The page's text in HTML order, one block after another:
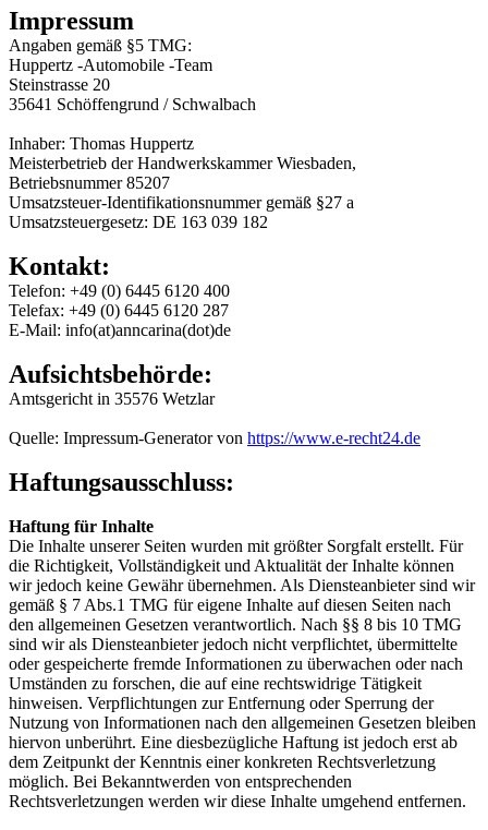
Impressum
Angaben gemäß §5 TMG:
Huppertz -Automobile -Team
Steinstrasse 20
35641 Schöffengrund / Schwalbach
Inhaber: Thomas Huppertz
Meisterbetrieb der Handwerkskammer Wiesbaden,
Betriebsnummer 85207
Umsatzsteuer-Identifikationsnummer gemäß §27 a
Umsatzsteuergesetz: DE 163 039 182
Kontakt:
Telefon: +49 (0) 6445 6120 400
Telefax: +49 (0) 6445 6120 287
E-Mail: info(at)anncarina(dot)de
Aufsichtsbehörde:
Amtsgericht in 35576 Wetzlar
Quelle: Impressum-Generator von https://www.e-recht24.de
Haftungsausschluss:
Haftung für Inhalte
Die Inhalte unserer Seiten wurden mit größter Sorgfalt erstellt. Für
die Richtigkeit, Vollständigkeit und Aktualität der Inhalte können
wir jedoch keine Gewähr übernehmen. Als Diensteanbieter sind wir
gemäß § 7 Abs.1 TMG für eigene Inhalte auf diesen Seiten nach
den allgemeinen Gesetzen verantwortlich. Nach §§ 8 bis 10 TMG
sind wir als Diensteanbieter jedoch nicht verpflichtet, übermittelte
oder gespeicherte fremde Informationen zu überwachen oder nach
Umständen zu forschen, die auf eine rechtswidrige Tätigkeit
hinweisen. Verpflichtungen zur Entfernung oder Sperrung der
Nutzung von Informationen nach den allgemeinen Gesetzen bleiben
hiervon unberührt. Eine diesbezügliche Haftung ist jedoch erst ab
dem Zeitpunkt der Kenntnis einer konkreten Rechtsverletzung
möglich. Bei Bekanntwerden von entsprechenden
Rechtsverletzungen werden wir diese Inhalte umgehend entfernen.